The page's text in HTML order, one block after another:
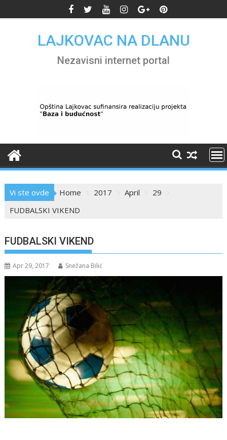
to
LAJKOVAC NA DLANU
Nezavisni internet portal
Vi ste ovde Home 2017 April
29
FUDBALSKI VIKEND
FUDBALSKI VIKEND
Apr 29, 2017 Snežana Bilić